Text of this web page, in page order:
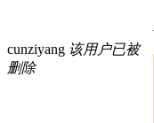
cunziyang 该用户已被
删除